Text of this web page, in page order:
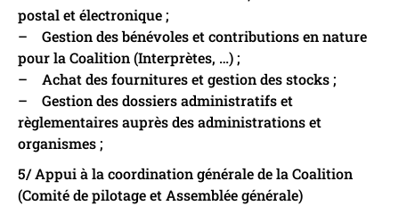
postal et électronique ;
– Gestion des bénévoles et contributions en nature
pour la Coalition (Interprètes, …) ;
– Achat des fournitures et gestion des stocks ;
– Gestion des dossiers administratifs et
règlementaires auprès des administrations et
organismes ;
5/ Appui à la coordination générale de la Coalition
(Comité de pilotage et Assemblée générale)